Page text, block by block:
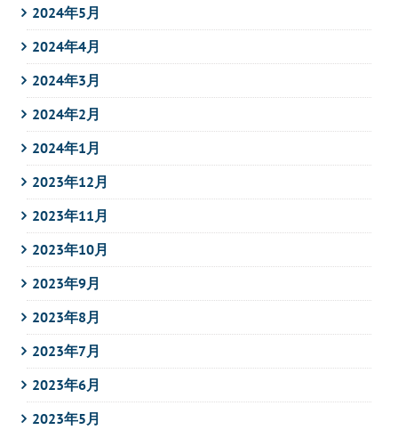
2024年5月
2024年4月
2024年3月
2024年2月
2024年1月
2023年12月
2023年11月
2023年10月
2023年9月
2023年8月
2023年7月
2023年6月
2023年5月